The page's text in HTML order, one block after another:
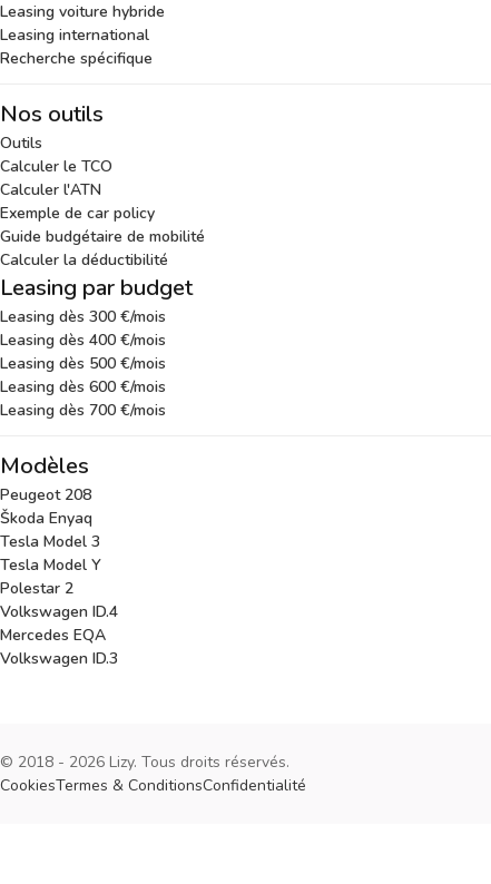
Leasing voiture hybride
Leasing international
Recherche spécifique
Nos outils
Outils
Calculer le TCO
Calculer l'ATN
Exemple de car policy
Guide budgétaire de mobilité
Calculer la déductibilité
Leasing par budget
Leasing dès 300 €/mois
Leasing dès 400 €/mois
Leasing dès 500 €/mois
Leasing dès 600 €/mois
Leasing dès 700 €/mois
Modèles
Peugeot 208
Škoda Enyaq
Tesla Model 3
Tesla Model Y
Polestar 2
Volkswagen ID.4
Mercedes EQA
Volkswagen ID.3
© 2018 - 2026 Lizy. Tous droits réservés.
CookiesTermes & ConditionsConfidentialité